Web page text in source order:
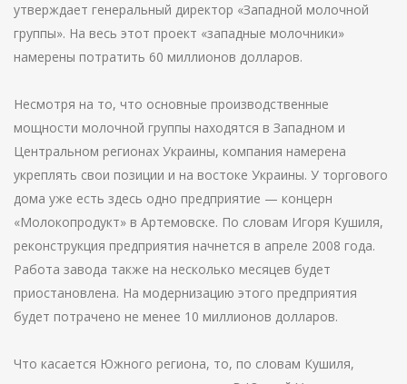
утверждает генеральный директор «Западной молочной
группы». На весь этот проект «западные молочники»
намерены потратить 60 миллионов долларов.
Несмотря на то, что основные производственные
мощности молочной группы находятся в Западном и
Центральном регионах Украины, компания намерена
укреплять свои позиции и на востоке Украины. У торгового
дома уже есть здесь одно предприятие — концерн
«Молокопродукт» в Артемовске. По словам Игоря Кушиля,
реконструкция предприятия начнется в апреле 2008 года.
Работа завода также на несколько месяцев будет
приостановлена. На модернизацию этого предприятия
будет потрачено не менее 10 миллионов долларов.
Что касается Южного региона, то, по словам Кушиля,